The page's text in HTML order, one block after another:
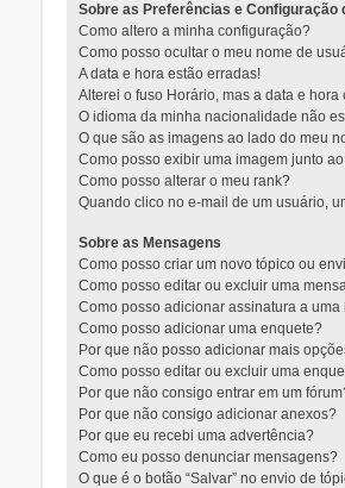
Sobre as Preferências e Configuração
Como altero a minha configuração?
Como posso ocultar o meu nome de
A data e hora estão erradas!
Alterei o fuso Horário, mas a data e hora
O idioma da minha nacionalidade não
O que são as imagens ao lado do meu
Como posso exibir uma imagem junto
Como posso alterar o meu rank?
Quando clico no e-mail de um usuário,
Sobre as Mensagens
Como posso criar um novo tópico ou
Como posso editar ou excluir uma
Como posso adicionar assinatura a uma
Como posso adicionar uma enquete?
Por que não posso adicionar mais
Como posso editar ou excluir uma
Por que não consigo entrar em um
Por que não consigo adicionar anexos?
Por que eu recebi uma advertência?
Como eu posso denunciar mensagens?
O que é o botão “Salvar” no envio de